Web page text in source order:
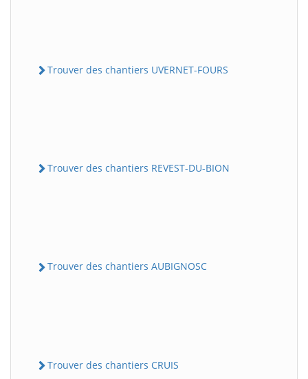
Trouver des chantiers UVERNET-FOURS
Trouver des chantiers REVEST-DU-BION
Trouver des chantiers AUBIGNOSC
Trouver des chantiers CRUIS